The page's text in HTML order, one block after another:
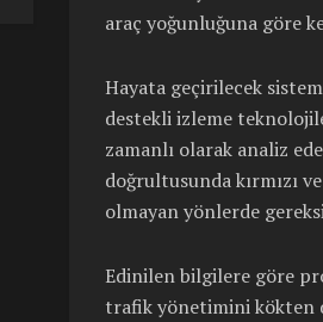
araç yoğunluğuna göre
Hayata geçirilecek
destekli izleme
zamanlı olarak analiz
doğrultusunda kırmızı
olmayan yönlerde
Edinilen bilgilere göre
trafik yönetimini kökten